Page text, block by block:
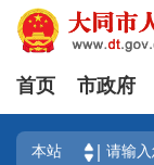
首页 市政府
本站